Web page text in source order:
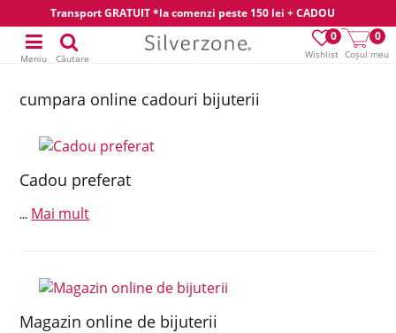
Transport GRATUIT *la comenzi peste 150 lei + CADOU
Wishlist
0
Coșul meu
0
Meniu Căutare
cumpara online cadouri bijuterii
Cadou preferat
... Mai mult
Magazin online de bijuterii